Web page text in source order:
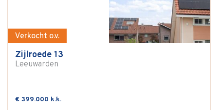
Verkocht o.v.
Zijlroede 13
Leeuwarden
€ 399.000 k.k.